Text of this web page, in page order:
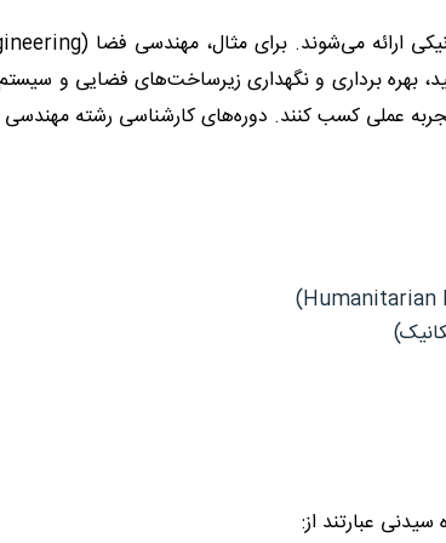
بهره برداری و نگهداری زیرساخت‌های فضایی و
Humanitarian
)
عبارتند از: